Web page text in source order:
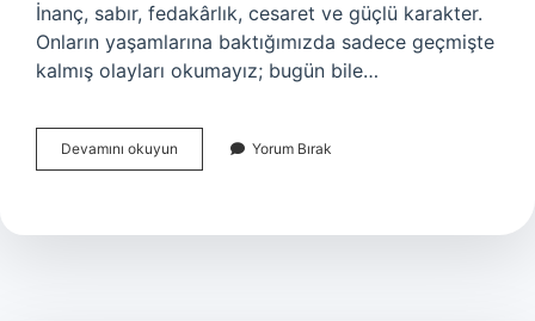
İnanç, sabır, fedakârlık, cesaret ve güçlü karakter.
Onların yaşamlarına baktığımızda sadece geçmişte
kalmış olayları okumayız; bugün bile…
Devamını okuyun
büyük
?
Yorum Bırak